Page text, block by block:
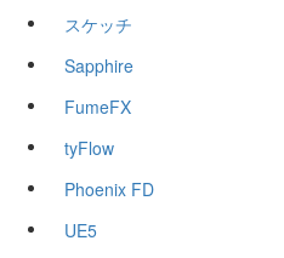
スケッチ
Sapphire
FumeFX
tyFlow
Phoenix FD
UE5